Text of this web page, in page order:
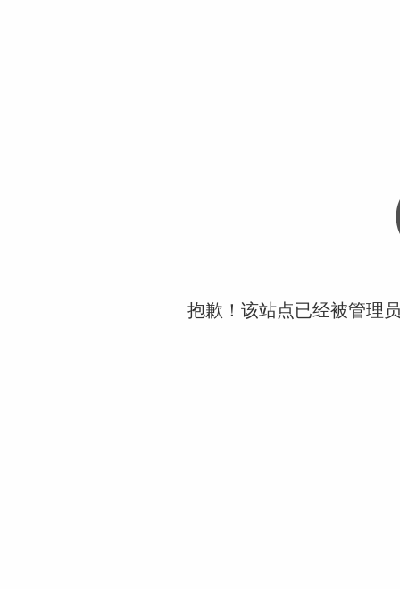
抱歉！该站点已经被管理